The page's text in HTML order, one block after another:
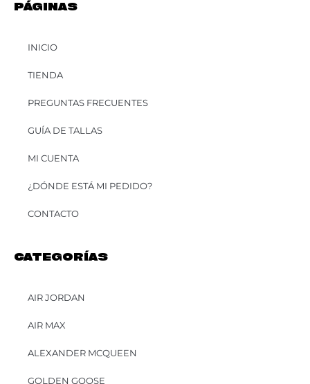
PÁGINAS
INICIO
TIENDA
PREGUNTAS FRECUENTES
GUÍA DE TALLAS
MI CUENTA
¿DÓNDE ESTÁ MI PEDIDO?
CONTACTO
CATEGORÍAS
AIR JORDAN
AIR MAX
ALEXANDER MCQUEEN
GOLDEN GOOSE